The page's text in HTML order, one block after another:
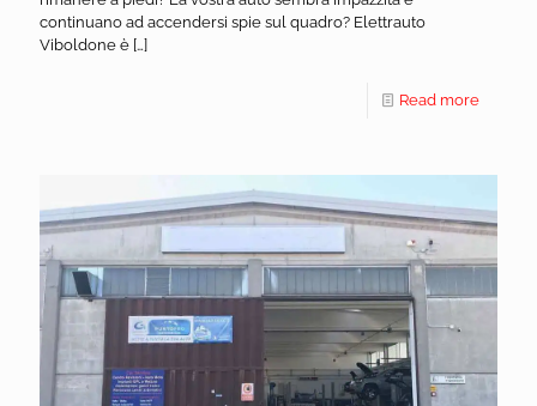
continuano ad accendersi spie sul quadro? Elettrauto
Viboldone è […]
Read more